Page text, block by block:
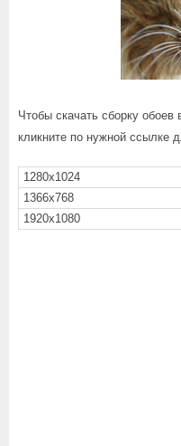
Чтобы скачать сборку
кликните по нужной ссылке
1280x1024
1366x768
1920x1080